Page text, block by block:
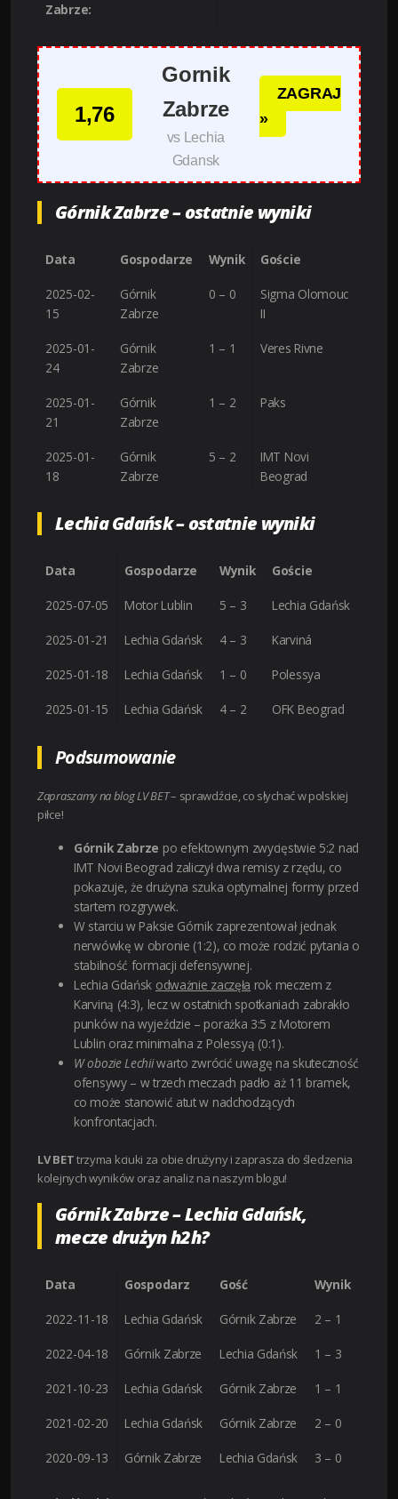
Zabrze:
1,76
Gornik
Zabrze
vs Lechia
Gdansk
ZAGRAJ
»
Górnik Zabrze – ostatnie wyniki
Data Gospodarze Wynik Goście
2025-02-
15
Górnik
Zabrze
0 – 0
Sigma Olomouc
II
2025-01-
24
Górnik
Zabrze
1 – 1 Veres Rivne
2025-01-
21
Górnik
Zabrze
1 – 2 Paks
2025-01-
18
Górnik
Zabrze
5 – 2
IMT Novi
Beograd
Lechia Gdańsk – ostatnie wyniki
Data Gospodarze Wynik Goście
2025-07-05 Motor Lublin 5 – 3 Lechia Gdańsk
2025-01-21 Lechia Gdańsk 4 – 3 Karviná
2025-01-18 Lechia Gdańsk 1 – 0 Polessya
2025-01-15 Lechia Gdańsk 4 – 2 OFK Beograd
Podsumowanie
Zapraszamy na blog LV BET– sprawdźcie, co słychać w polskiej
piłce!
Górnik Zabrze po efektownym zwycięstwie 5:2 nad
IMT Novi Beograd zaliczył dwa remisy z rzędu, co
pokazuje, że drużyna szuka optymalnej formy przed
startem rozgrywek.
W starciu w Paksie Górnik zaprezentował jednak
nerwówkę w obronie (1:2), co może rodzić pytania o
stabilność formacji defensywnej.
Lechia Gdańsk odważnie zaczęła rok meczem z
Karviną (4:3), lecz w ostatnich spotkaniach zabrakło
punków na wyjeździe – porażka 3:5 z Motorem
Lublin oraz minimalna z Polessyą (0:1).
W obozie Lechiiwarto zwrócić uwagę na skuteczność
ofensywy – w trzech meczach padło aż 11 bramek,
co może stanowić atut w nadchodzących
konfrontacjach.
LV BETtrzyma kciuki za obie drużyny i zaprasza do śledzenia
kolejnych wyników oraz analiz na naszym blogu!
Górnik Zabrze – Lechia Gdańsk,
mecze drużyn h2h?
Data Gospodarz Gość Wynik
2022-11-18 Lechia Gdańsk Górnik Zabrze 2 – 1
2022-04-18 Górnik Zabrze Lechia Gdańsk 1 – 3
2021-10-23 Lechia Gdańsk Górnik Zabrze 1 – 1
2021-02-20 Lechia Gdańsk Górnik Zabrze 2 – 0
2020-09-13 Górnik Zabrze Lechia Gdańsk 3 – 0